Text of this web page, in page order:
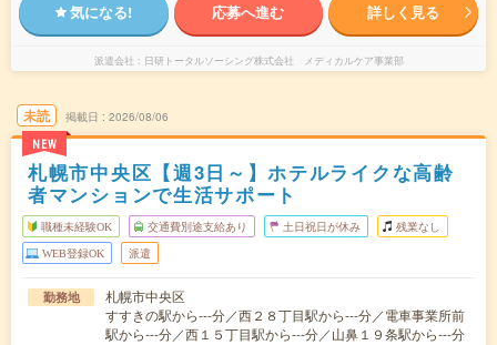
気になる! 応募へ進む 詳しく見る
派遣会社 日研トータルソーシング株式会社 メディカルケア事業部
未読
NEW
掲載日 2026/08/06
札幌市中央区【週3日～】ホテルライクな高齢
者マンションで生活サポート
職種未経験OK 交通費別途支給あり 土日祝日が休み 残業なし
WEB登録OK 派遣
勤務地
札幌市中央区
すすきの駅から---分／西２８丁目駅から---分／電車事業所前
駅から---分／西１５丁目駅から---分／山鼻１９条駅から---分